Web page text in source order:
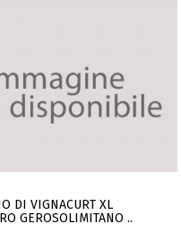
DI VIGNACURT XL
GEROSOLIMITANO ..